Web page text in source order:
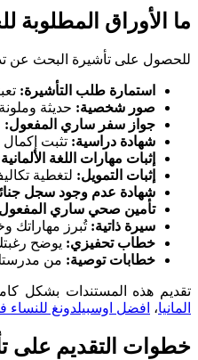
ما الأوراق
للحصول على تأشيرة البحث عن
استمارة طلب التأشيرة:
صور شخصية: حديثة
جواز سفر ساري المفعول:
شهادة دراسية: تثبت إكمال 12 سنة دراسية على الأقل.
إثبات مهارات اللغة
إثبات التمويل: لتغطية
شهادة عدم وجود سجل
تأمين صحي ساري
سيرة ذاتية: تُبرز مهاراتك
خطاب تحفيزي: يوضح
خطابات توصية: من
تقديم هذه المستندات بشكل
المانيا، افضل اوسبيلدونغ للنساء
خطوات التقديم على